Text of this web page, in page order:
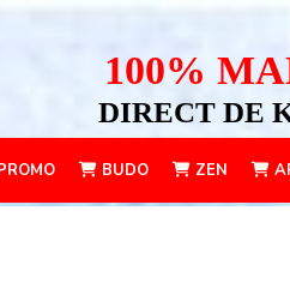
100%
DIRECT DE
BUDO ZEN